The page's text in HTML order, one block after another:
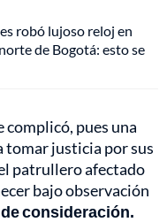
robó lujoso reloj en
de Bogotá: esto se
complicó, pues una
tomar justicia por sus
patrullero afectado
bajo observación
consideración.